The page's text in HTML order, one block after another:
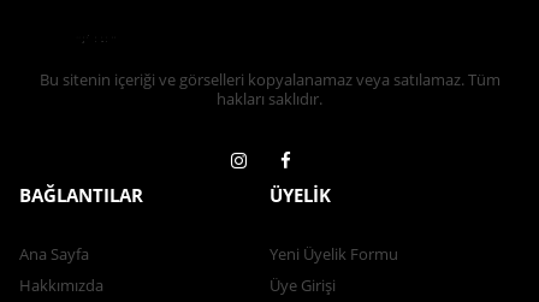
Bu sitenin içeriği ve görselleri kopyalanamaz veya satılamaz. Tüm
hakları saklıdır.
BAĞLANTILAR
Ana Sayfa
Hakkımızda
ÜYELİK
Yeni Üyelik Formu
Üye Girişi